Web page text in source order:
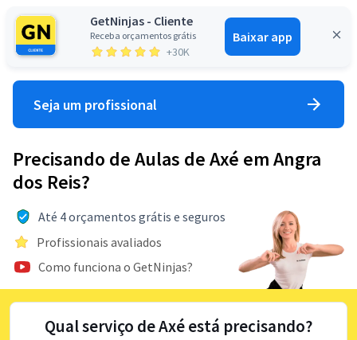
GetNinjas - Cliente
Receba orçamentos grátis
+30K
Baixar app
Entrar
Seja um profissional
Precisando de Aulas de Axé em Angra
dos Reis?
Até 4 orçamentos grátis e seguros
Profissionais avaliados
Como funciona o GetNinjas?
Qual serviço de Axé está precisando?